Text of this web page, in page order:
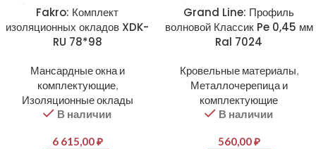
Fakro: Комплект
изоляционных окладов XDK-
RU 78*98
Мансардные окна и
комплектующие,
Изоляционные оклады
В наличии
6 615,00₽
Grand Line: Профиль
волновой Классик Pe 0,45 мм
Ral 7024
Кровельные материалы,
Металлочерепица и
комплектующие
В наличии
560,00₽